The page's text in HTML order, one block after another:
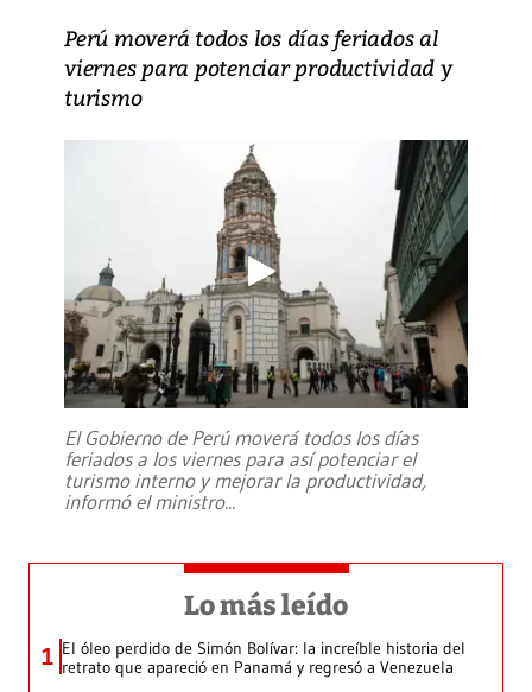
Perú moverá todos los días feriados al
viernes para potenciar productividad y
turismo
El Gobierno de Perú moverá todos los días
feriados a los viernes para así potenciar el
turismo interno y mejorar la productividad,
informó el ministro...
Lo más leído
1 El óleo perdido de Simón Bolívar: la increíble historia del
retrato que apareció en Panamá y regresó a Venezuela